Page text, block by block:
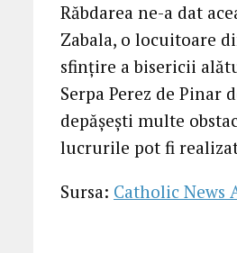
Răbdarea ne-a dat
Zabala, o locuitoare
sfințire a bisericii
Serpa Perez de Pinar
depășești multe
lucrurile pot fi
Sursa: Catholic News